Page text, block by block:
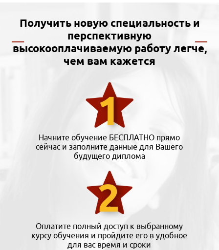
Получить новую специальность и
перспективную
высокооплачиваемую работу легче,
чем вам кажется
Начните обучение БЕСПЛАТНО прямо
сейчас и заполните данные для Вашего
будущего диплома
Оплатите полный доступ к выбранному
курсу обучения и пройдите его в удобное
для вас время и сроки